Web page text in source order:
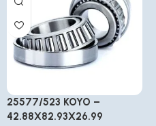
25577/523 KOYO –
42.88X82.93X26.99